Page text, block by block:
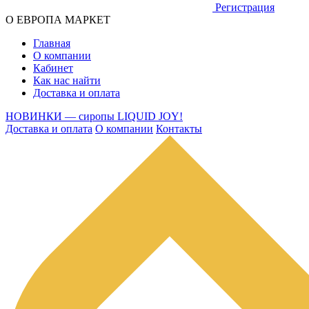
Регистрация
О ЕВРОПА МАРКЕТ
Главная
О компании
Кабинет
Как нас найти
Доставка и оплата
НОВИНКИ — сиропы LIQUID JOY!
Доставка и оплата О компании Контакты